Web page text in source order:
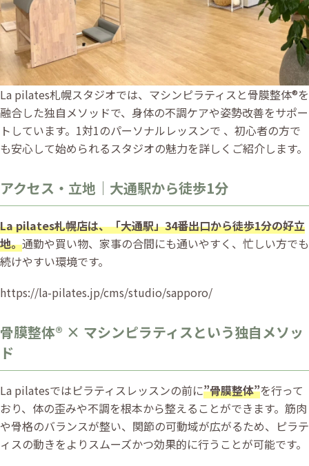
La pilates札幌スタジオでは、マシンピラティスと骨膜整体®️を
融合した独自メソッドで、身体の不調ケアや姿勢改善をサポー
トしています。1対1のパーソナルレッスンで 、初心者の方で
も安心して始められるスタジオの魅力を詳しくご紹介します。
アクセス・立地｜大通駅から徒歩1分
La pilates札幌店は、「大通駅」34番出口から徒歩1分の好立
地。通勤や買い物、家事の合間にも通いやすく、忙しい方でも
続けやすい環境です。
https://la-pilates.jp/cms/studio/sapporo/
骨膜整体® × マシンピラティスという独自メソッ
ド
La pilatesではピラティスレッスンの前に”骨膜整体”を行って
おり、体の歪みや不調を根本から整えることができます。筋肉
や骨格のバランスが整い、関節の可動域が広がるため、ピラテ
ィスの動きをよりスムーズかつ効果的に行うことが可能です。